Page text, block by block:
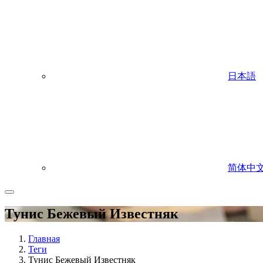
日本語
简体中
Тунис Бежевый Известняк
Главная
Теги
Тунис Бежевый Известняк